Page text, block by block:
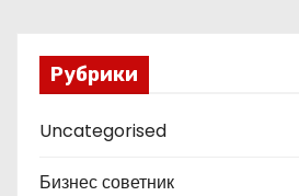
Рубрики
Uncategorised
Бизнес советник